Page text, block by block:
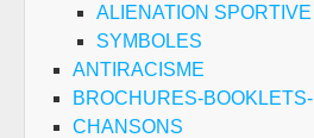
ALIENATION SPORTIVE
SYMBOLES
ANTIRACISME
BROCHURES-
CHANSONS